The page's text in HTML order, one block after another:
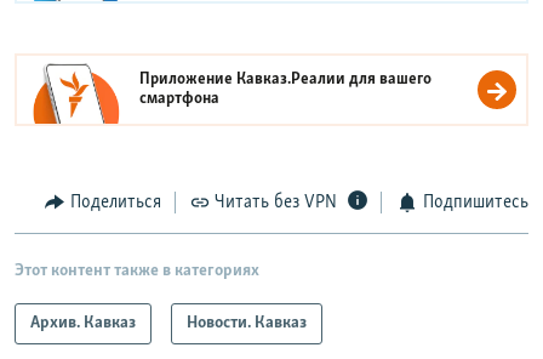
Приложение Кавказ.Реалии для вашего
смартфона
Поделиться Читать без VPN Подпишитесь
Этот контент также в категориях
Архив. Кавказ Новости. Кавказ